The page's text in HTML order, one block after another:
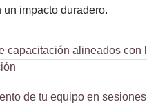
impacto duradero.
capacitación alineados con
de tu equipo en